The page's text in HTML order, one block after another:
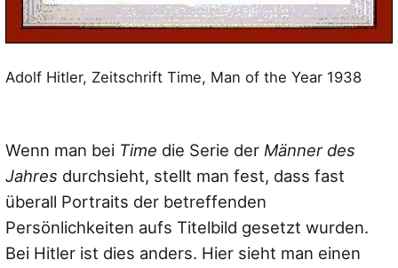
Adolf Hitler, Zeitschrift Time, Man of the Year 1938
Wenn man bei Time die Serie der Männer des
Jahres durchsieht, stellt man fest, dass fast
überall Portraits der betreffenden
Persönlichkeiten aufs Titelbild gesetzt wurden.
Bei Hitler ist dies anders. Hier sieht man einen